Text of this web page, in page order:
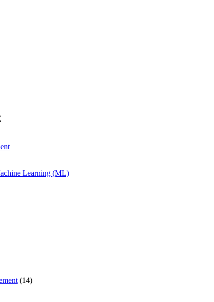
Learning (ML)
(14)